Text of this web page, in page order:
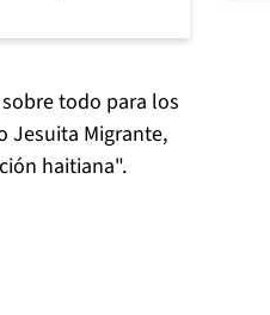
todo para los
Jesuita Migrante,
haitiana".